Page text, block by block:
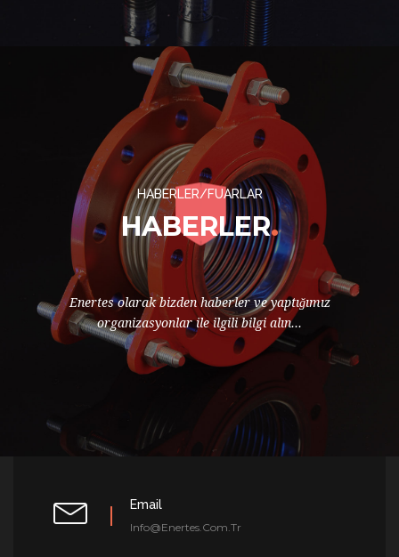
HABERLER/FUARLAR
HABERLER
Enertes olarak bizden haberler ve yaptığımız
organizasyonlar ile ilgili bilgi alın...
Email
Info@enertes.com.tr